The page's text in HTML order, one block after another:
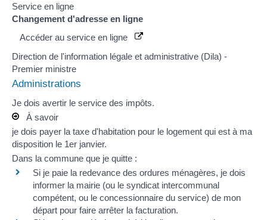
Service en ligne
Changement d'adresse en ligne
Accéder au service en ligne
Direction de l'information légale et administrative (Dila) -
Premier ministre
Administrations
Je dois avertir le service des impôts.
À savoir
je dois payer la taxe d'habitation pour le logement qui est à ma
disposition le 1er janvier.
Dans la commune que je quitte :
Si je paie la redevance des ordures ménagères, je dois
informer la mairie (ou le syndicat intercommunal
compétent, ou le concessionnaire du service) de mon
départ pour faire arrêter la facturation.